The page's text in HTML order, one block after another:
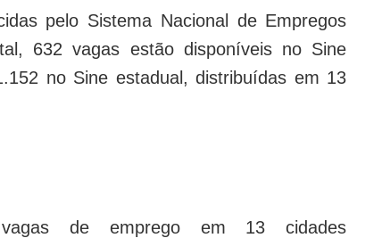
pelo Sistema Nacional de Empregos
632 vagas estão disponíveis no Sine
no Sine estadual, distribuídas em 13
de emprego em 13 cidades